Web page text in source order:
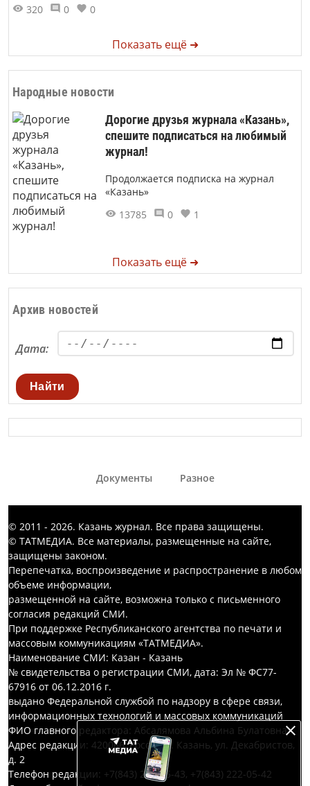
320
0 0
Показать ещё ➜
Народные новости
Дорогие друзья журнала «Казань»,
спешите подписаться на любимый
журнал!
Продолжается подписка на журнал
«Казань»
13785
0 1
Показать ещё ➜
Архив новостей
Дата:
Найти
Документы Разное
© 2011 - 2026. Казань журнал. Все права защищены.
© ТАТМЕДИА. Все материалы, размещенные на сайте,
защищены законом.
Перепечатка, воспроизведение и распространение в любом
объеме информации,
размещенной на сайте, возможна только с письменного
согласия редакций СМИ.
При поддержке Республиканского агентства по печати и
массовым коммуникациям «ТАТМЕДИА».
Наименование СМИ: Казан - Казань
№ свидетельства о регистрации СМИ, дата: Эл № ФС77-
67916 от 06.12.2016 г.
выдано Федеральной службой по надзору в сфере связи,
информационных технологий и массовых коммуникаций
ФИО главного редактора: Абсалямова Альбина Булатовна
Адрес редакции: 420066, Россия, г. Казань, ул. Декабристов,
д. 2
Телефон редакции: +7(843) 222-05-43, +7(843) 222-05-42